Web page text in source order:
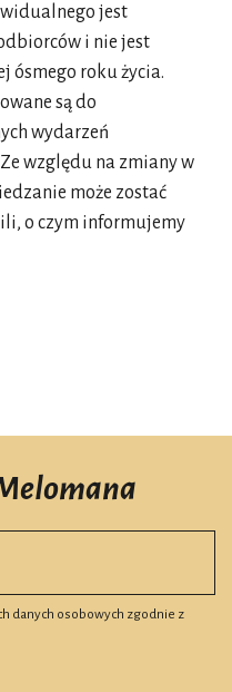
jest
i nie jest
ósmego roku życia.
są do
wydarzeń
względu na zmiany w
może zostać
o czym informujemy
danych osobowych zgodnie z